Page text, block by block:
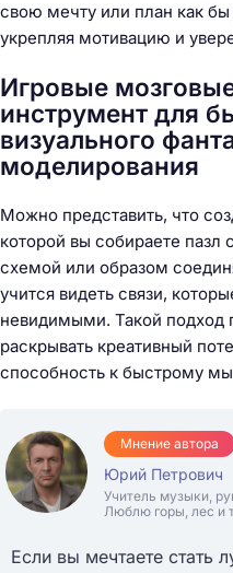
свою мечту или план как
укрепляя мотивацию и
Игровые
инструмент для
визуального
моделирования
Можно представить, что
которой вы собираете пазл
схемой или образом
учится видеть связи,
невидимыми. Такой подход
раскрывать креативный
способность к быстрому
Мнение автора
Юрий Петрович
Учитель музыки,
Люблю горы, лес и
Если вы мечтаете стать